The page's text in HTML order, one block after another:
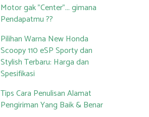
Motor gak "Center"... gimana
Pendapatmu ??
Pilihan Warna New Honda
Scoopy 110 eSP Sporty dan
Stylish Terbaru: Harga dan
Spesifikasi
Tips Cara Penulisan Alamat
Pengiriman Yang Baik & Benar